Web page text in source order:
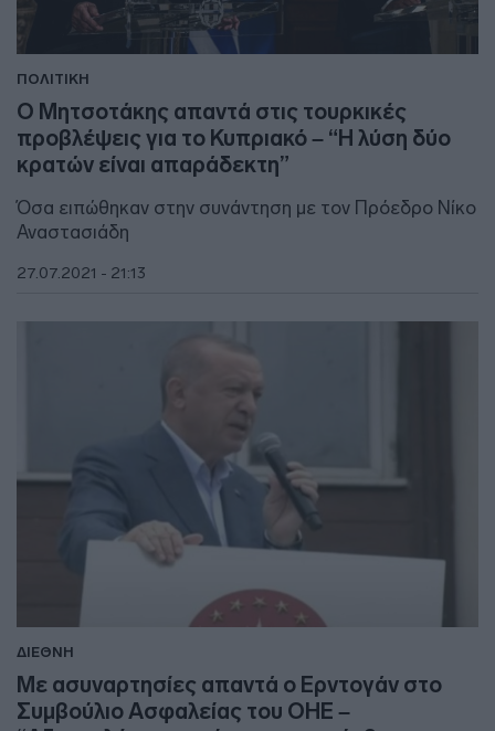
ΠΟΛΙΤΙΚΗ
Ο Μητσοτάκης απαντά στις τουρκικές
προβλέψεις για το Κυπριακό – “Η λύση δύο
κρατών είναι απαράδεκτη”
Όσα ειπώθηκαν στην συνάντηση με τον Πρόεδρο Νίκο
Αναστασιάδη
27.07.2021 - 21:13
ΔΙΕΘΝΗ
Με ασυναρτησίες απαντά ο Ερντογάν στο
Συμβούλιο Ασφαλείας του ΟΗΕ –